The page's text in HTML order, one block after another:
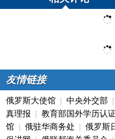
友情链接
俄罗斯大使馆 | 中央外交部 |
真理报 | 教育部国外学历认
馆 | 俄驻华商务处 | 俄罗斯